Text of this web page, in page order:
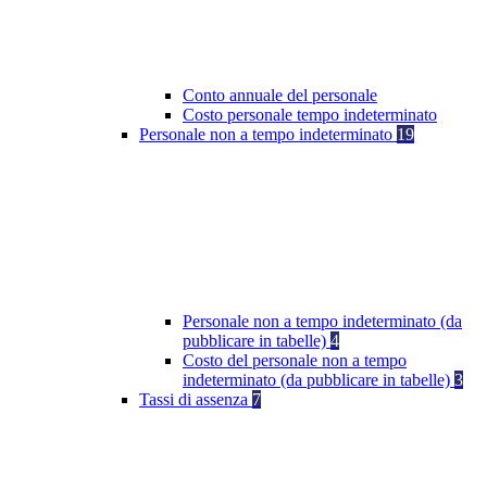
Conto annuale del personale
Costo personale tempo indeterminato
Personale non a tempo indeterminato 19
Personale non a tempo indeterminato (da
pubblicare in tabelle) 4
Costo del personale non a tempo
indeterminato (da pubblicare in tabelle) 3
Tassi di assenza 7